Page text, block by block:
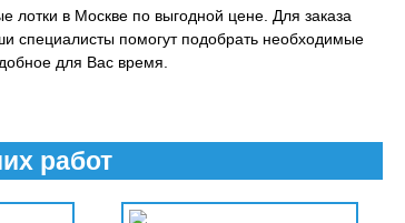
лотки в Москве по выгодной цене. Для заказа
специалисты помогут подобрать необходимые
для Вас время.
работ